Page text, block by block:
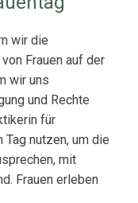
wir die
Frauen auf der
wir uns
und Rechte
für
nutzen, um die
mit
Frauen erleben